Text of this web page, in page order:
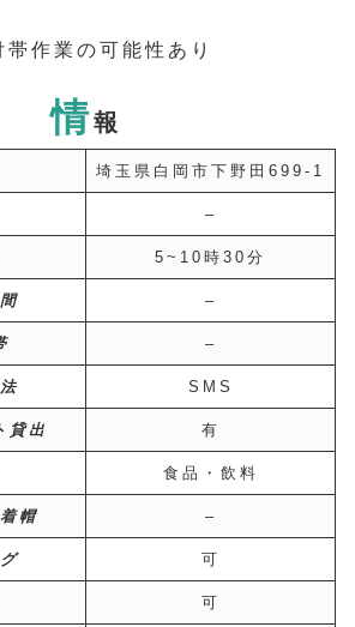
作業の可能性あり
情報
埼玉県白岡市下野田699-1
–
5~10時30分
–
–
SMS
貸出 有
食品・飲料
帽 –
可
可